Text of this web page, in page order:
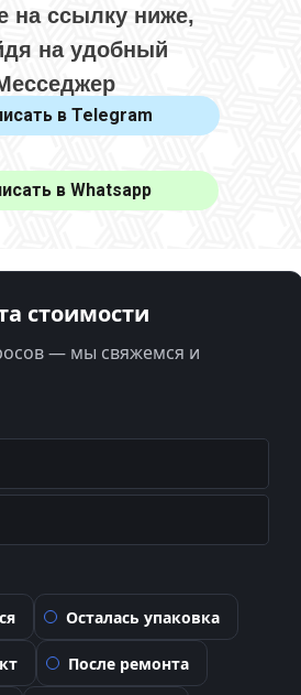
в Whatsapp
в Telegram
на ссылку ниже,
на удобный
стоимости
— мы свяжемся и
Осталась упаковка
После ремонта